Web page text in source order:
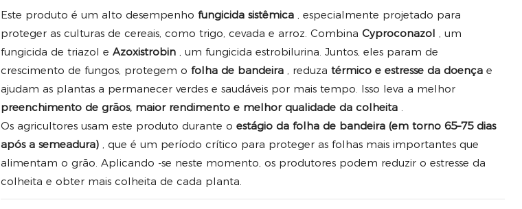
Este produto é um alto desempenho fungicida sistêmica
, especialmente projetado para
proteger as culturas de cereais, como trigo, cevada e arroz. Combina Cyproconazol
, um
fungicida de triazol e Azoxistrobin
, um fungicida estrobilurina. Juntos, eles param de
crescimento de fungos, protegem o folha de bandeira , reduza térmico e estresse da doença e
ajudam as plantas a permanecer verdes e saudáveis ​​por mais tempo. Isso leva a melhor
preenchimento de grãos, maior rendimento e melhor qualidade da colheita
Os agricultores usam este produto durante o estágio da folha de bandeira (em torno 65–75 dias
após a semeadura)
, que é um período crítico para proteger as folhas mais importantes que
alimentam o grão. Aplicando -se neste momento, os produtores podem reduzir o estresse da
colheita e obter mais colheita de cada planta.